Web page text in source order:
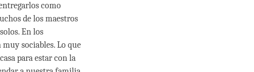
como
de los maestros
En los
sociables. Lo que
para estar con la